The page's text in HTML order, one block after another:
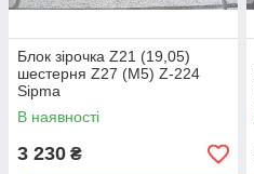
Блок зірочка Z21 (19,05)
шестерня Z27 (М5) Z-224
Sipma
В наявності
3 230 ₴